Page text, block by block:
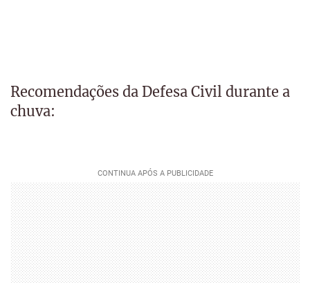
Recomendações da Defesa Civil durante a
chuva: